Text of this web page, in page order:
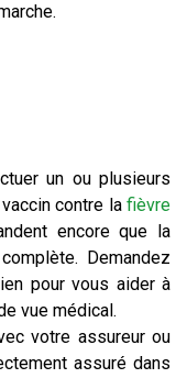
un ou plusieurs
contre la fièvre
encore que la
Demandez
pour vous aider à
vue médical.
votre assureur ou
assuré dans